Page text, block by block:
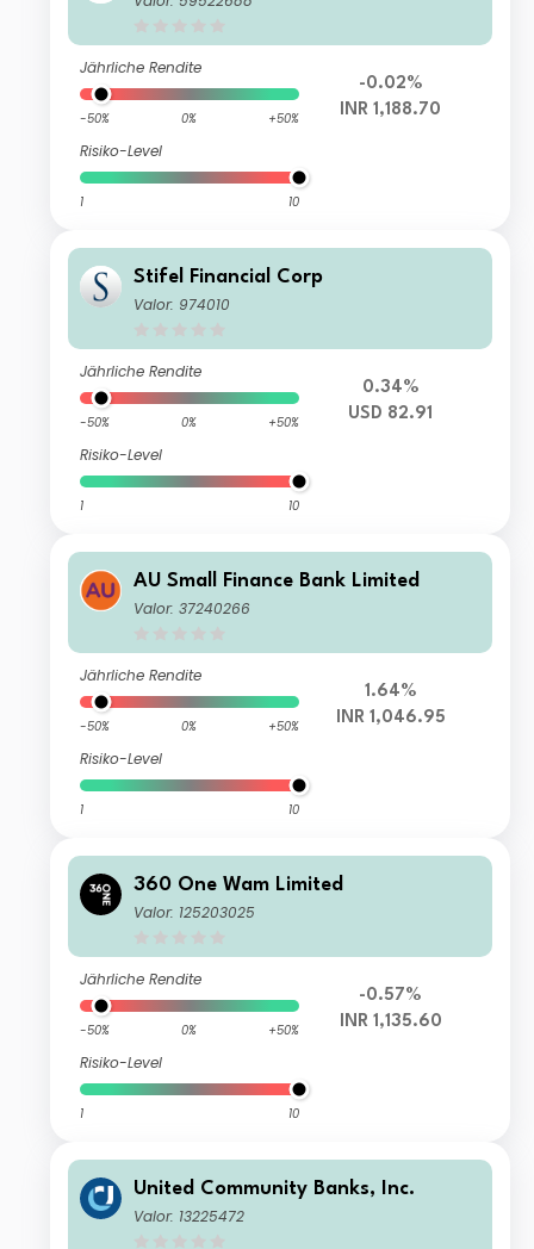
Jährliche Rendite
-50% 0% +50%
Risiko-Level
1 10
-0.02%
INR 1,188.70
Stifel Financial Corp
Valor: 974010
Jährliche Rendite
-50% 0% +50%
Risiko-Level
1 10
0.34%
USD 82.91
AU Small Finance Bank Limited
Valor: 37240266
Jährliche Rendite
-50% 0% +50%
Risiko-Level
1 10
1.64%
INR 1,046.95
360 One Wam Limited
Valor: 125203025
Jährliche Rendite
-50% 0% +50%
Risiko-Level
1 10
-0.57%
INR 1,135.60
United Community Banks, Inc.
Valor: 13225472